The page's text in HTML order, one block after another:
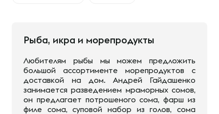
Рыба, икра и морепродукты
Любителям рыбы мы можем предложить
большой ассортименте морепродуктов с
доставкой на дом. Андрей Гайдашенко
занимается разведением мраморных сомов,
он предлагает потрошеного сома, фарш из
филе сома, суповой набор из голов, сома